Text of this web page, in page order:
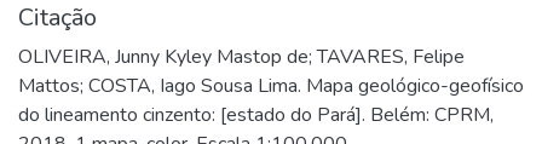
Citação
OLIVEIRA, Junny Kyley Mastop de; TAVARES, Felipe
Mattos; COSTA, Iago Sousa Lima. Mapa geológico-geofísico
do lineamento cinzento: [estado do Pará]. Belém: CPRM,